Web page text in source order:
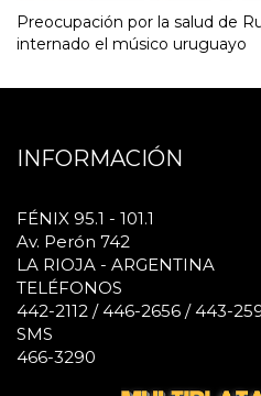
Preocupación por la salud de
internado el músico uruguayo
INFORMACIÓN
FÉNIX 95.1 - 101.1
Av. Perón 742
LA RIOJA - ARGENTINA
TELÉFONOS
442-2112 / 446-2656 / 443-
SMS
466-3290